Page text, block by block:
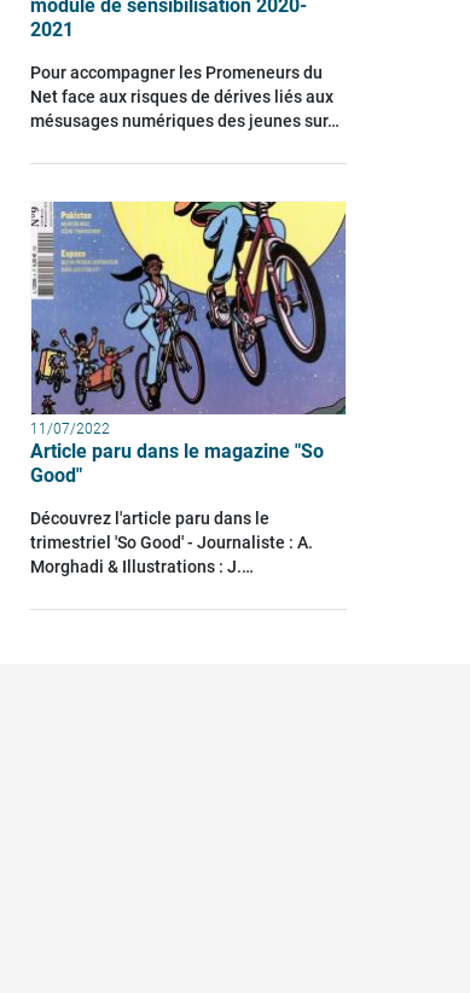
module de sensibilisation 2020-
2021
Pour accompagner les Promeneurs du
Net face aux risques de dérives liés aux
mésusages numériques des jeunes sur…
11/07/2022
Article paru dans le magazine "So
Good"
Découvrez l'article paru dans le
trimestriel 'So Good' - Journaliste : A.
Morghadi & Illustrations : J.…